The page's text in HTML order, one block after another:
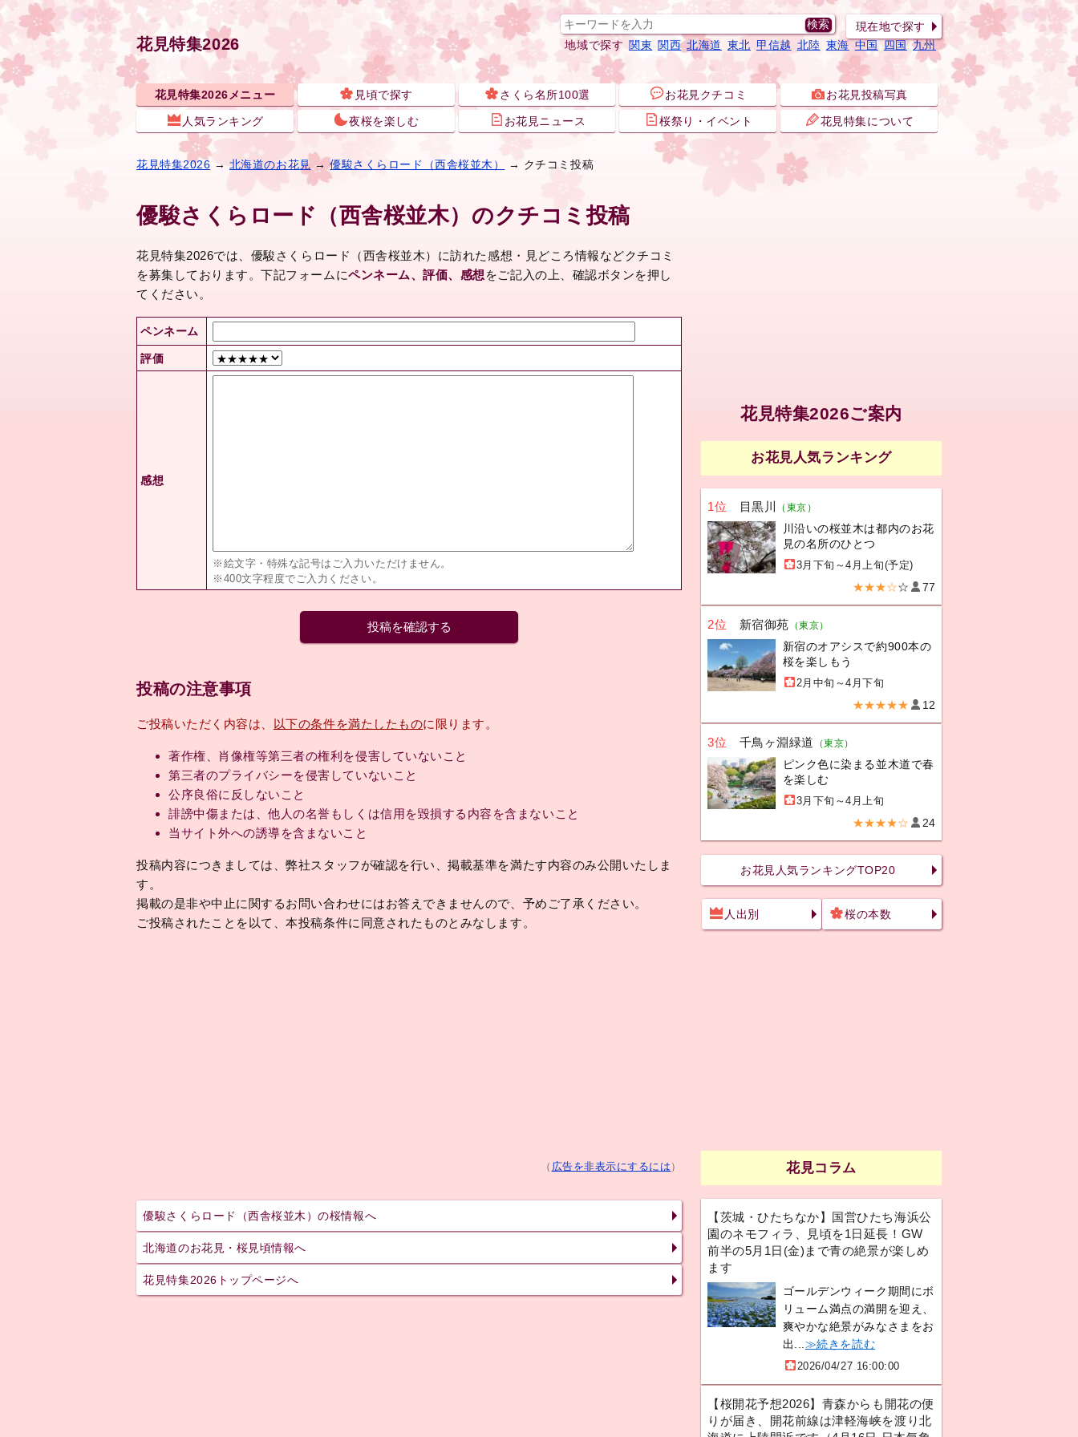
花見特集2026
現在地で探す
地域で探す 関東 関西 北海道 東北 甲信越 北陸 東海 中国 四国 九州
花見特集2026メニュー 見頃で探す さくら名所100選 お花見クチコミ お花見投稿写真
人気ランキング 夜桜を楽しむ お花見ニュース 桜祭り・イベント 花見特集について
花見特集2026 → 北海道のお花見 →優駿さくらロード（西舎桜並木） → クチコミ投稿
優駿さくらロード（西舎桜並木）のクチコミ投稿
花見特集2026では、優駿さくらロード（西舎桜並木）に訪れた感想・見どころ情報などクチコミ
を募集しております。下記フォームにペンネーム、評価、感想 をご記入の上、確認ボタンを押し
てください。
ペンネーム
評価
感想
※絵文字・特殊な記号はご入力いただけません。
※400文字程度でご入力ください。
投稿の注意事項
ご投稿いただく内容は、 以下の条件を満たしたものに限ります。
著作権、肖像権等第三者の権利を侵害していないこと
第三者のプライバシーを侵害していないこと
公序良俗に反しないこと
誹謗中傷または、他人の名誉もしくは信用を毀損する内容を含まないこと
当サイト外への誘導を含まないこと
投稿内容につきましては、弊社スタッフが確認を行い、掲載基準を満たす内容のみ公開いたしま
す。
掲載の是非や中止に関するお問い合わせにはお答えできませんので、予めご了承ください。
ご投稿されたことを以て、本投稿条件に同意されたものとみなします。
（ 広告を非表示にするには ）
花見特集2026ご案内
お花見人気ランキング
1位 目黒川 （東京）
川沿いの桜並木は都内のお花
見の名所のひとつ
3月下旬～4月上旬(予定)
★★★☆☆ 77
2位 新宿御苑 （東京）
新宿のオアシスで約900本の
桜を楽しもう
2月中旬～4月下旬
★★★★★ 12
3位 千鳥ヶ淵緑道 （東京）
ピンク色に染まる並木道で春
を楽しむ
3月下旬～4月上旬
★★★★☆ 24
お花見人気ランキングTOP20
人出別 桜の本数
花見コラム
【茨城・ひたちなか】国営ひたち海浜公
園のネモフィラ、見頃を1日延長！GW
前半の5月1日(金)まで青の絶景が楽しめ
ます
ゴールデンウィーク期間にボ
リューム満点の満開を迎え、
爽やかな絶景がみなさまをお
出... ≫続きを読む
2026/04/27 16:00:00
【桜開花予想2026】青森からも開花の便
りが届き、開花前線は津軽海峡を渡り北
優駿さくらロード（西舎桜並木）の桜情報へ
北海道のお花見・桜見頃情報へ
花見特集2026トップページへ